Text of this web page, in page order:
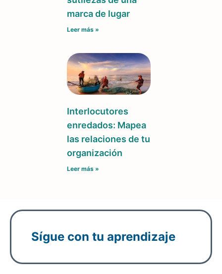
marca de lugar
Leer más »
Interlocutores
enredados: Mapea
las relaciones de tu
organización
Leer más »
Sígue con tu aprendizaje